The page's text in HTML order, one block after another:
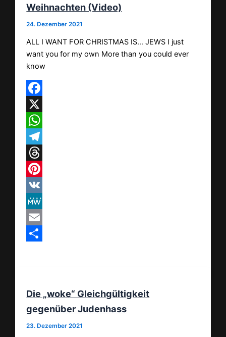
Weihnachten (Video)
24. Dezember 2021
ALL I WANT FOR CHRISTMAS IS… JEWS I just
want you for my own More than you could ever
know
Facebook
X
WhatsApp
Telegram
Threads
Pinterest
VK
MeWe
Email
Die „woke“ Gleichgültigkeit
gegenüber Judenhass
23. Dezember 2021